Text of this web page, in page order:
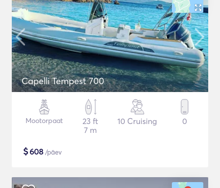
Capelli Tempest 700
Mootorpaat
23 ft
7 m
10 Cruising 0
$608 /päev